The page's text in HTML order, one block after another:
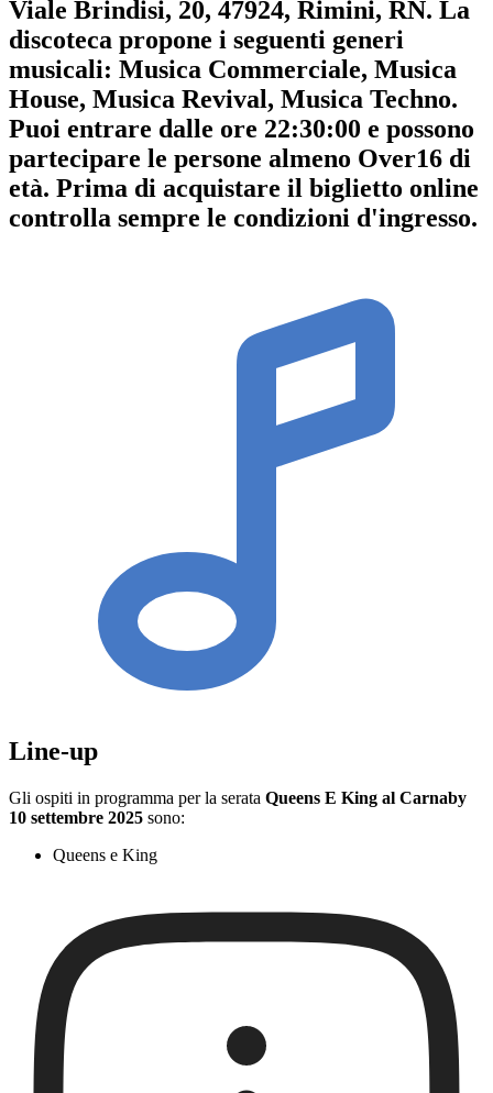
Viale Brindisi, 20, 47924, Rimini, RN. La
discoteca propone i seguenti generi
musicali: Musica Commerciale, Musica
House, Musica Revival, Musica Techno.
Puoi entrare dalle ore 22:30:00 e possono
partecipare le persone almeno Over16 di
età. Prima di acquistare il biglietto online
controlla sempre le condizioni d'ingresso.
Line-up
Gli ospiti in programma per la serata Queens E King al Carnaby
10 settembre 2025 sono:
Queens e King